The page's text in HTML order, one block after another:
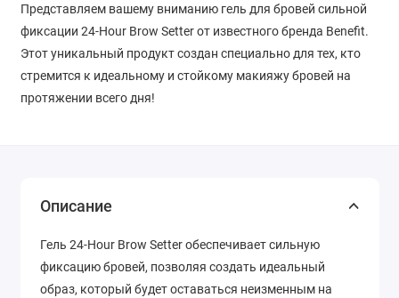
Представляем вашему вниманию гель для бровей сильной
фиксации 24-Hour Brow Setter от известного бренда Benefit.
Этот уникальный продукт создан специально для тех, кто
стремится к идеальному и стойкому макияжу бровей на
протяжении всего дня!
Описание
Гель 24-Hour Brow Setter обеспечивает сильную
фиксацию бровей, позволяя создать идеальный
образ, который будет оставаться неизменным на